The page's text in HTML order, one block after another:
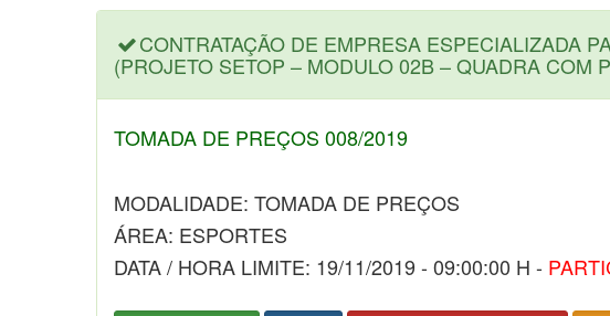
CONTRATAÇÃO DE EMPRESA ESPECIALIZADA
(PROJETO SETOP – MODULO 02B – QUADRA COM
TOMADA DE PREÇOS 008/2019
MODALIDADE: TOMADA DE PREÇOS
ÁREA: ESPORTES
DATA / HORA LIMITE: 19/11/2019 - 09:00:00 H -